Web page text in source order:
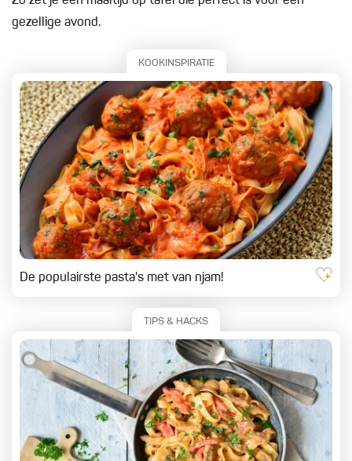
gezellige avond.
KOOKINSPIRATIE
De populairste pasta's met van njam!
TIPS & HACKS